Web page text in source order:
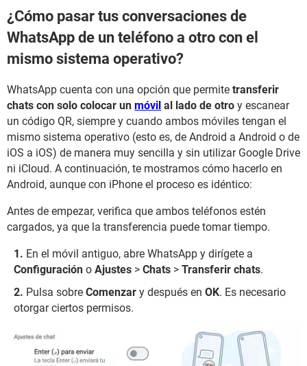
¿Cómo pasar tus conversaciones de
WhatsApp de un teléfono a otro con el
mismo sistema operativo?
WhatsApp cuenta con una opción que permite transferir
chats con solo colocar un móvil al lado de otro y escanear
un código QR, siempre y cuando ambos móviles tengan el
mismo sistema operativo (esto es, de Android a Android o de
iOS a iOS) de manera muy sencilla y sin utilizar Google Drive
ni iCloud. A continuación, te mostramos cómo hacerlo en
Android, aunque con iPhone el proceso es idéntico:
Antes de empezar, verifica que ambos teléfonos estén
cargados, ya que la transferencia puede tomar tiempo.
En el móvil antiguo, abre WhatsApp y dirígete a
Configuración o Ajustes > Chats > Transferir chats.
Pulsa sobre Comenzar y después en OK. Es necesario
otorgar ciertos permisos.